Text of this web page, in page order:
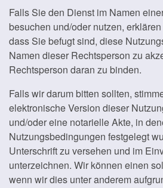
Falls Sie den Dienst im Namen
besuchen und/oder nutzen,
dass Sie befugt sind, diese
Namen dieser Rechtsperson zu
Rechtsperson daran zu binden.
Falls wir darum bitten sollten,
elektronische Version dieser
und/oder eine notarielle Akte, in
Nutzungsbedingungen festgelegt
Unterschrift zu versehen und im
unterzeichnen. Wir können einen
wenn wir dies unter anderem